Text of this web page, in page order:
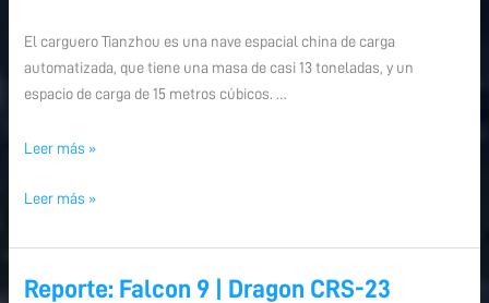
El carguero Tianzhou es una nave espacial china de carga
automatizada, que tiene una masa de casi 13 toneladas, y un
espacio de carga de 15 metros cúbicos. …
Leer más »
Leer más »
Reporte: Falcon 9 | Dragon CRS-23
Reporte:
Reporte: